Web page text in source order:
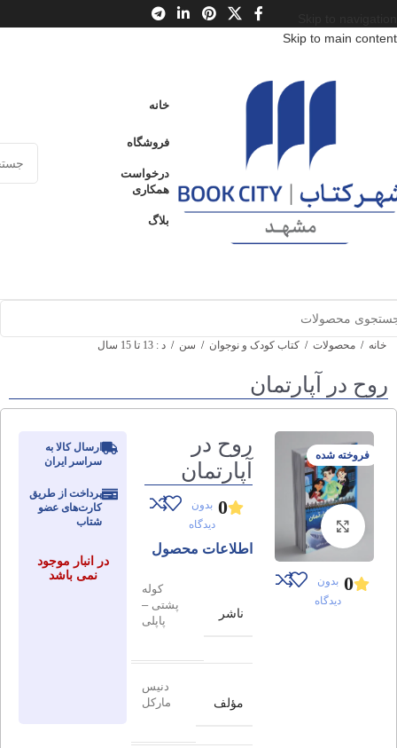
Skip to main content
خانه
فروشگاه
درخواست
همکاری
بلاگ
خانه / محصولات / کتاب کودک و نوجوان / سن / د : 13 تا 15 سال
روح در آپارتمان
فروخته شده
برای بزرگنمایی کلیک کنید
0 بدون
دیدگاه
روح در
آپارتمان
0 بدون
دیدگاه
اطلاعات محصول
ناشر
کوله
پشتی –
پاپلی
مؤلف
دنیس
مارکل
ارسال کالا به
سراسر ایران
پرداخت از طریق
کارت‌های عضو
شتاب
در انبار موجود
نمی باشد